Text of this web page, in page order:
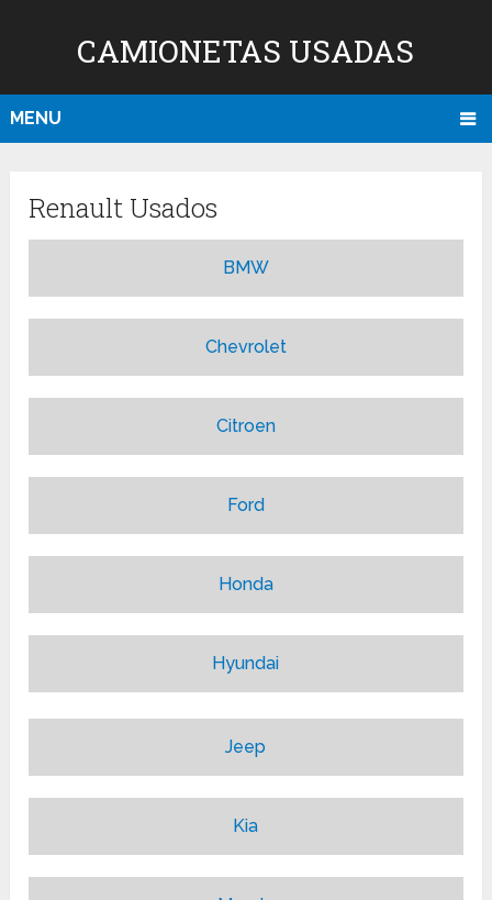
CAMIONETAS USADAS
MENU
Renault Usados
BMW
Chevrolet
Citroen
Ford
Honda
Hyundai
Jeep
Kia